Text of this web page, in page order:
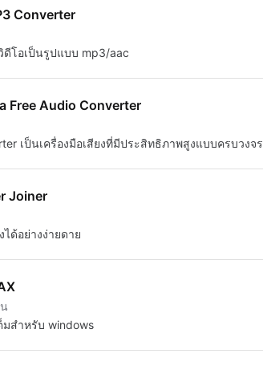
Converter
ดีโอเป็นรูปแบบ mp3/aac
Free Audio Converter
เป็นเครื่องมือเสียงที่มีประสิทธิภาพสูงแบบครบวงจร
Joiner
ด้อย่างง่ายดาย
มสำหรับ windows